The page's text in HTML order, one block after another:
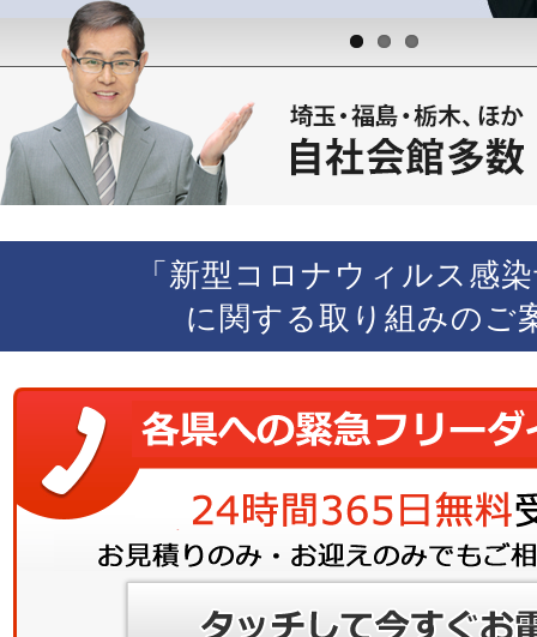
「新型コロナウィルス感
に関する取り組みのご